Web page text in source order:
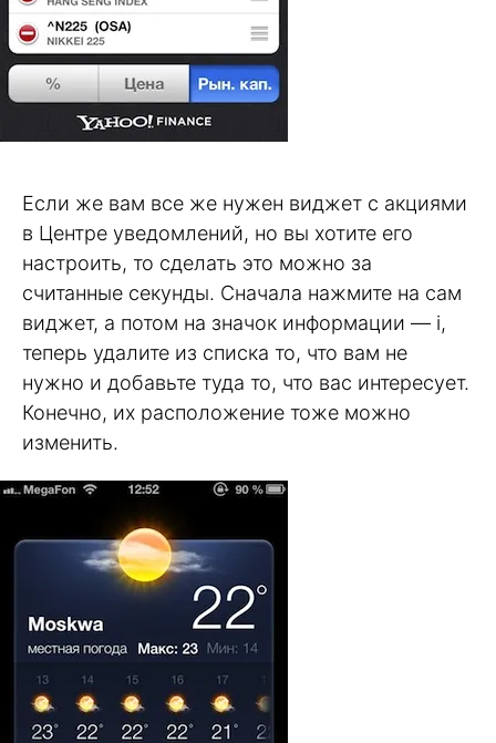
Если же вам все же нужен виджет с акциями
в Центре уведомлений, но вы хотите его
настроить, то сделать это можно за
считанные секунды. Сначала нажмите на сам
виджет, а потом на значок информации — i,
теперь удалите из списка то, что вам не
нужно и добавьте туда то, что вас интересует.
Конечно, их расположение тоже можно
изменить.